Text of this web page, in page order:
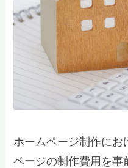
ホームページ制作にお
ページの制作費用を事